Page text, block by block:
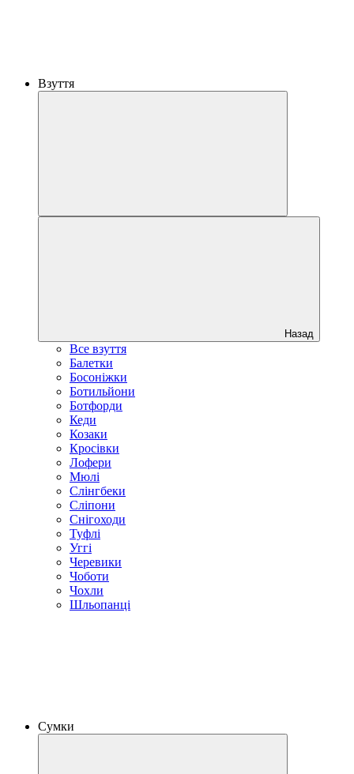
Взуття
Назад
Все взуття
Балетки
Босоніжки
Ботильйони
Ботфорди
Кеди
Козаки
Кросівки
Лофери
Мюлі
Слінгбеки
Сліпони
Снігоходи
Туфлі
Уггі
Черевики
Чоботи
Чохли
Шльопанці
Сумки